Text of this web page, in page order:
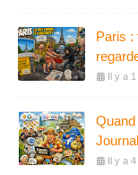
Paris :
Il y a 1
Quand
Il y a 4